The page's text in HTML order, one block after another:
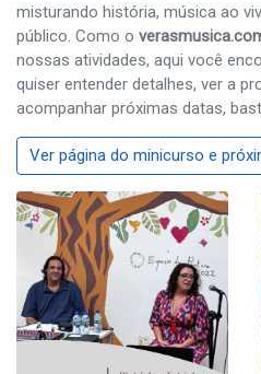
misturando história, música ao
público. Como o
nossas atividades, aqui você
quiser entender detalhes, ver a
acompanhar próximas datas,
Ver página do minicurso e